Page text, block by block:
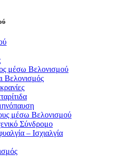
μέσω Βελονισμού
Βελονισμός
μέσω Βελονισμού
Σύνδρομο
– Ισχιαλγία